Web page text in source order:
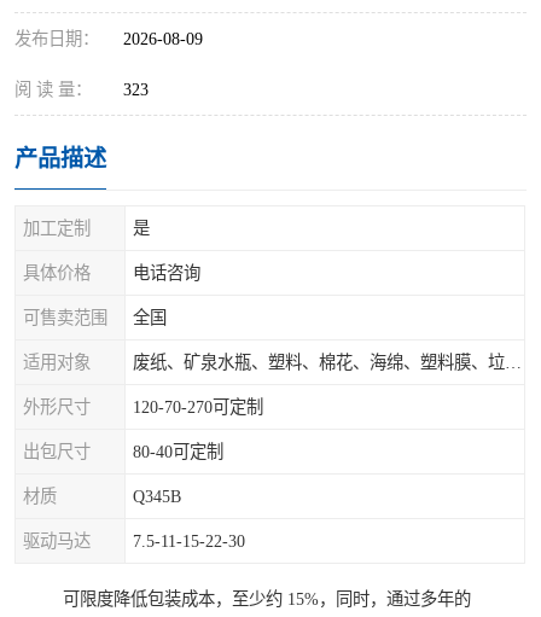
发布日期： 2026-08-09
阅 读 量： 323
产品描述
加工定制 是
具体价格 电话咨询
可售卖范围 全国
适用对象
外形尺寸 120-70-270可定制
出包尺寸 80-40可定制
材质 Q345B
驱动马达 7.5-11-15-22-30
可限度降低包装成本，至少约 15%，同时，通过多年的